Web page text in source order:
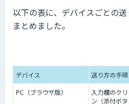
以下の表に、デバイスごとの
まとめました。
デバイス 送り方の手順
PC（ブラウザ版）
入力欄のク
ン（添付ボ